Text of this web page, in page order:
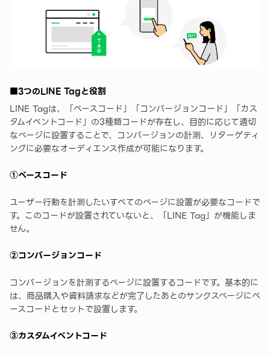
■3つのLINE Tagと役割
LINE Tagは、「ベースコード」「コンバージョンコード」「​カス
タムイベントコード」の3種類コードが存在し、目的に応じて適切
なページに設置することで、コンバージョンの計測、リターゲティ
ングに必要なオーディエンス作成が可能になります。
①ベースコード
ユーザー行動を計測したいすべてのページに設置が必要なコードで
す。このコードが設置されていないと、「LINE Tag」が機能しま
せん。
②コンバージョンコード
コンバージョンを計測するページに設置するコードです。基本的に
は、商品購入や資料請求などが完了したあとのサンクスページにベ
ースコードとセットで設置します。
③カスタムイベントコード